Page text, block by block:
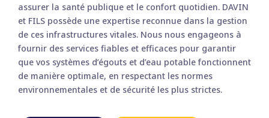
assurer la santé publique et le confort quotidien. DAVIN
et FILS possède une expertise reconnue dans la gestion
de ces infrastructures vitales. Nous nous engageons à
fournir des services fiables et efficaces pour garantir
que vos systèmes d’égouts et d’eau potable fonctionnent
de manière optimale, en respectant les normes
environnementales et de sécurité les plus strictes.